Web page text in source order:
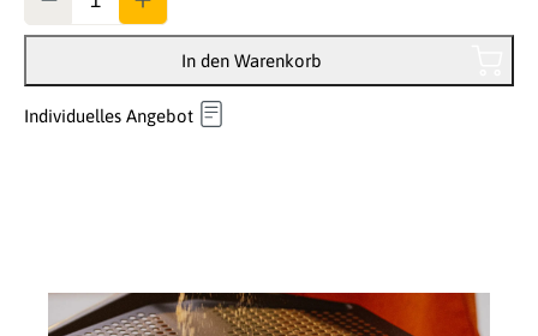
In den Warenkorb
Individuelles Angebot